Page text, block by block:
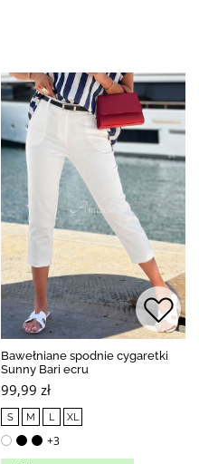
Bawełniane spodnie cygaretki
Sunny Bari ecru
99,99 zł
S M L XL
+3